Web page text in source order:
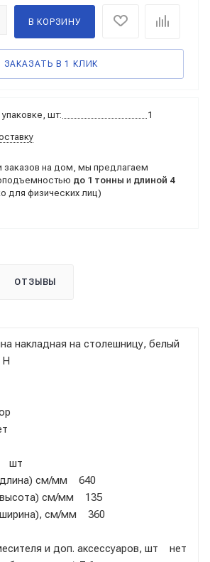
В КОРЗИНУ
ЗАКАЗАТЬ В 1 КЛИК
шт: 1
заказов на дом, мы предлагаем
до 1 тонны и длиной 4
для физических лиц)
ОТЗЫВЫ
накладная на столешницу, белый
шт
см/мм 640
см/мм 135
см/мм 360
и доп. аксессуаров, шт нет